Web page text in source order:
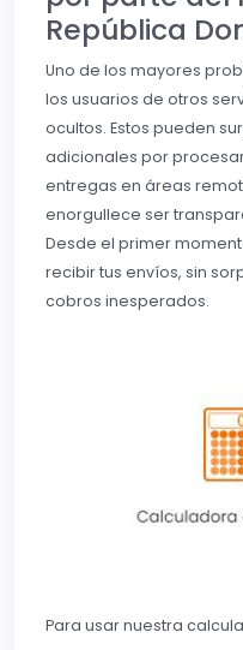
República
Uno de los mayores
los usuarios de otros
ocultos. Estos pueden
adicionales por
entregas en áreas
enorgullece ser
Desde el primer
recibir tus envíos, sin
cobros inesperados.
Para usar nuestra